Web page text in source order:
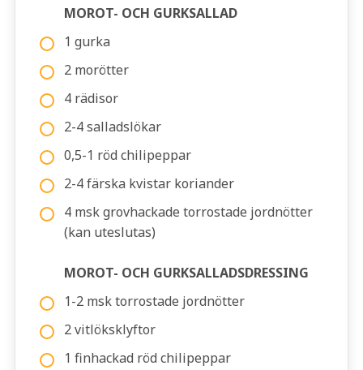
MOROT- OCH GURKSALLAD
1 gurka
2 morötter
4 rädisor
2-4 salladslökar
0,5-1 röd chilipeppar
2-4 färska kvistar koriander
4 msk grovhackade torrostade jordnötter
(kan uteslutas)
MOROT- OCH GURKSALLADSDRESSING
1-2 msk torrostade jordnötter
2 vitlöksklyftor
1 finhackad röd chilipeppar